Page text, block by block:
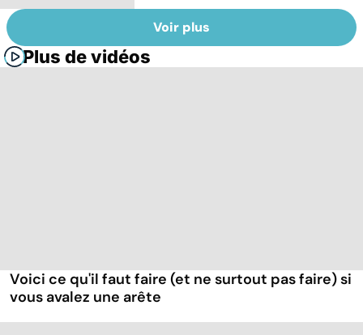
Voir plus
Plus de vidéos
Voici ce qu'il faut faire (et ne surtout pas faire) si
vous avalez une arête